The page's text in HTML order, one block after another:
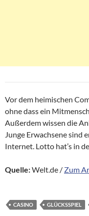
Vor dem heimischen
ohne dass ein
Außerdem wissen die
Junge Erwachsene sind
Internet. Lotto hat’s in
Quelle:Welt.de / Zum
CASINO GLÜCKSSPIEL